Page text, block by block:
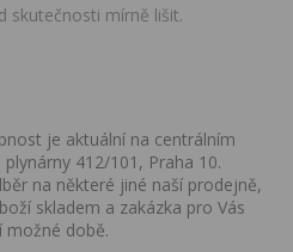
skutečnosti mírně lišit.
je aktuální na centrálním
412/101, Praha 10.
na některé jiné naší prodejně,
skladem a zakázka pro Vás
možné době.